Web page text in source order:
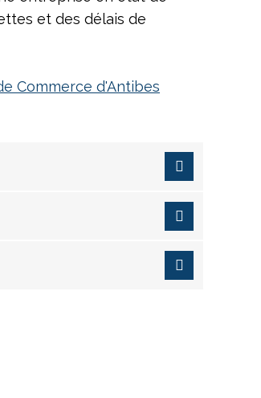
et des délais de
Commerce d'Antibes